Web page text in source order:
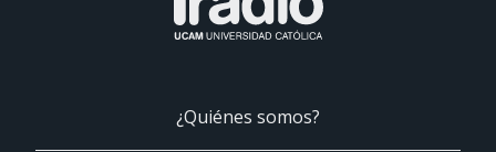
¿Quiénes somos?